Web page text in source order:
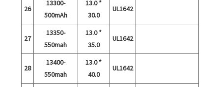
26
13300-
500mAh
13.0 *
30.0
UL1642
27
13350-
550mah
13.0 *
35.0
UL1642
28
13400-
550mah
13.0 *
40.0
UL1642